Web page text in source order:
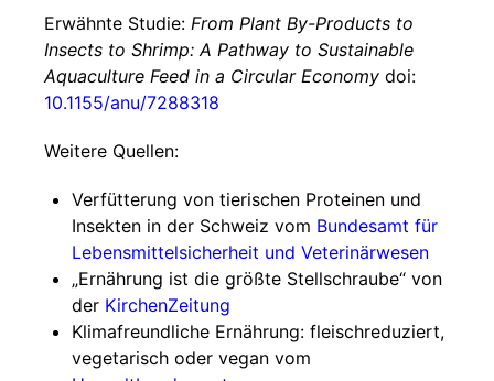
Erwähnte Studie: From Plant By-Products to
Insects to Shrimp: A Pathway to Sustainable
Aquaculture Feed in a Circular Economy doi:
10.1155/anu/7288318
Weitere Quellen:
Verfütterung von tierischen Proteinen und
Insekten in der Schweiz vom Bundesamt für
Lebensmittelsicherheit und Veterinärwesen
„Ernährung ist die größte Stellschraube“ von
der KirchenZeitung
Klimafreundliche Ernährung: fleischreduziert,
vegetarisch oder vegan vom